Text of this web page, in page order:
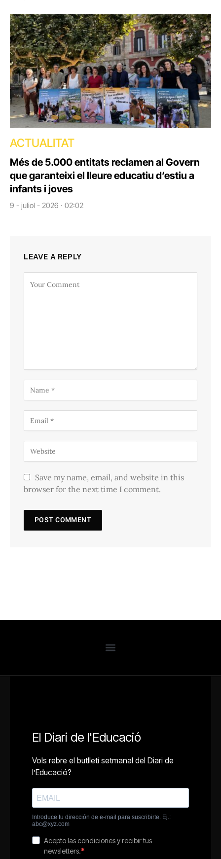
ACTUALITAT
Més de 5.000 entitats reclamen al Govern
que garanteixi el lleure educatiu d’estiu a
infants i joves
9 - juliol - 2026 · 02:02
LEAVE A REPLY
Save my name, email, and website in this
browser for the next time I comment.